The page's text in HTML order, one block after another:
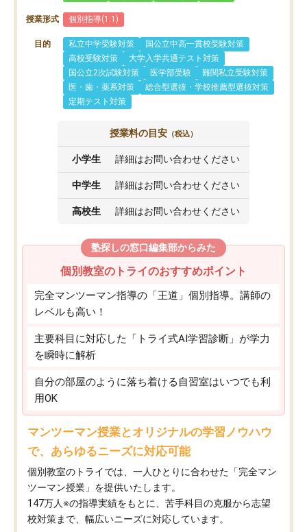
授業形式 個別指導(1:1)
目的 私立中学受験対策
国公立中高一貫校受験対策
高校受験対策
大学入学共通テスト対策
国公立2次試験対策
医学部受験
難関私立受験対策
医・歯・薬系対策
総合型選抜・学校推薦型選抜対策
定期テスト対策
授業料の目安 （税込）
小学生 詳細はお問い合わせください
中学生 詳細はお問い合わせください
高校生 詳細はお問い合わせください
塾探しの窓口編集部からみた
個別教室のトライのおすすめポイント
完全マンツーマン指導の「王道」個別指導。講師の
レベルも高い！
主要科目に対応した「トライ式AI学習診断」が学力
を瞬時に解析
自分の部屋のように落ち着ける自習室はいつでも利
用OK
マンツーマン授業とオリジナルの学習ノウハウ
で、あらゆるニーズに対応可能
個別教室のトライでは、一人ひとりに合わせた「完全マン
ツーマン授業」を提供いたします。​
147万人※の指導実績をもとに、苦手科目の克服から志望
校対策まで、幅広いニーズに対応しています。​